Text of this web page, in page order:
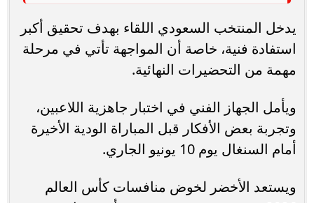
يدخل المنتخب السعودي اللقاء بهدف تحقيق أكبر
استفادة فنية، خاصة أن المواجهة تأتي في مرحلة
مهمة من التحضيرات النهائية.
ويأمل الجهاز الفني في اختبار جاهزية اللاعبين،
وتجربة بعض الأفكار قبل المباراة الودية الأخيرة
أمام السنغال يوم 10 يونيو الجاري.
ويستعد الأخضر لخوض منافسات كأس العالم